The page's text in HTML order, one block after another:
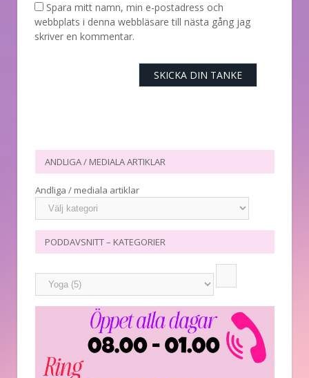
Spara mitt namn, min e-postadress och
webbplats i denna webbläsare till nästa gång jag
skriver en kommentar.
ANDLIGA / MEDIALA ARTIKLAR
Andliga / mediala artiklar
PODDAVSNITT – KATEGORIER